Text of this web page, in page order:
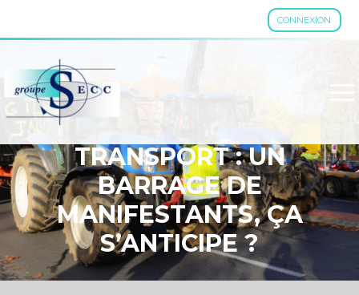
CONNEXION
Aller
au
TRANSPORT : UN
BARRAGE DE
MANIFESTANTS, ÇA
S’ANTICIPE ?